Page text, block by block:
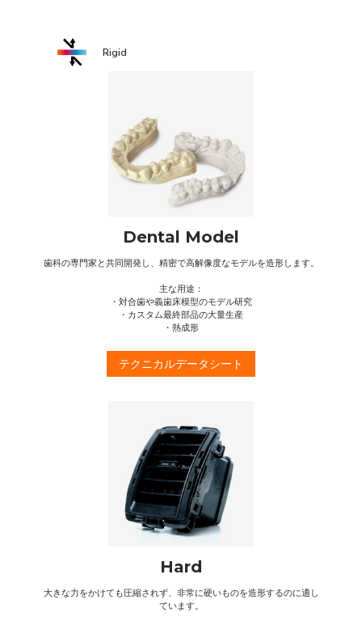
Rigid
Dental Model
歯科の専門家と共同開発し、精密で高解像度なモデルを造形します。
主な用途：
・対合歯や義歯床模型のモデル研究
・カスタム最終部品の大量生産
・熱成形
テクニカルデータシート
Hard
大きな力をかけても圧縮されず、非常に硬いものを造形するのに適し
ています。